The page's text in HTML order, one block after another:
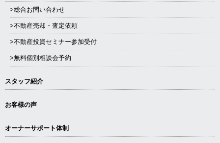
>総合お問い合わせ
>不動産売却・査定依頼
>不動産投資セミナー参加受付
>無料個別相談会予約
スタッフ紹介
お客様の声
オーナーサポート体制